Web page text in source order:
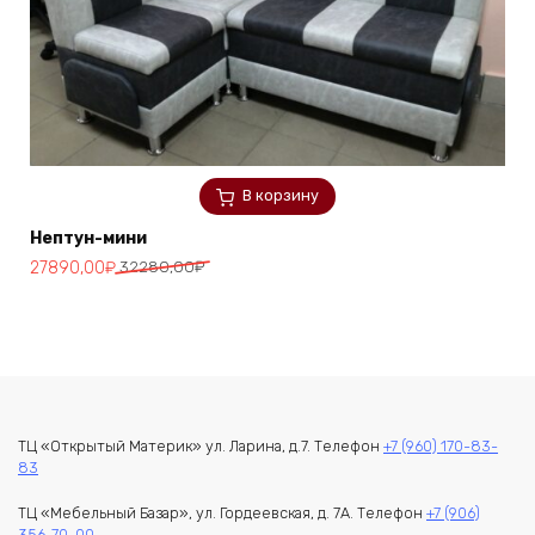
В корзину
Нептун-мини
32280,00₽
Первоначальная
27890,00₽
Текущая
ТЦ «Открытый Материк» ул. Ларина, д.7. Телефон +7 (960) 170-83-
83
ТЦ «Мебельный Базар», ул. Гордеевская, д. 7А. Телефон +7 (906)